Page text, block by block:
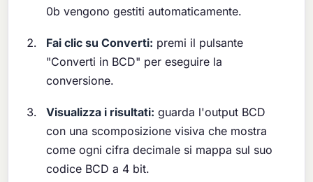
0b vengono gestiti automaticamente.
Fai clic su Converti: premi il pulsante
"Converti in BCD" per eseguire la
conversione.
Visualizza i risultati: guarda l'output BCD
con una scomposizione visiva che mostra
come ogni cifra decimale si mappa sul suo
codice BCD a 4 bit.